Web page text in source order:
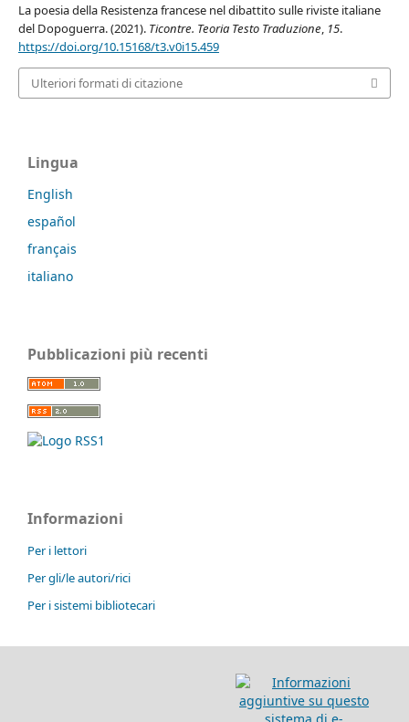
La poesia della Resistenza francese nel dibattito sulle riviste italiane
del Dopoguerra. (2021). Ticontre. Teoria Testo Traduzione, 15.
https://doi.org/10.15168/t3.v0i15.459
Ulteriori formati di citazione
Lingua
English
español
français
italiano
Pubblicazioni più recenti
Informazioni
Per i lettori
Per gli/le autori/rici
Per i sistemi bibliotecari